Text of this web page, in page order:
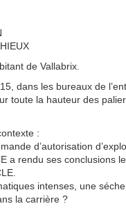
de Vallabrix.
dans les bureaux de
toute la hauteur des
:
d’autorisation
a rendu ses conclusions
intenses, une
la carrière ?